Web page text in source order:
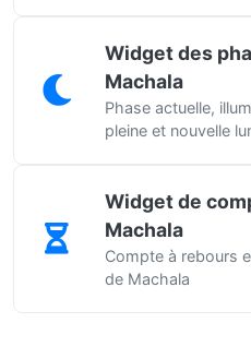
Widget des
Machala
Phase actuelle,
pleine et nouvelle
Widget de
Machala
Compte à rebours
de Machala